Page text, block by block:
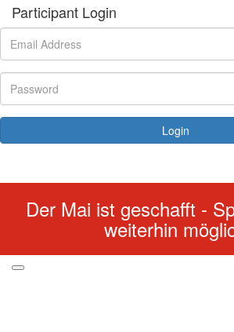
Participant Login
Login
Der Mai ist geschafft -
weiterhin